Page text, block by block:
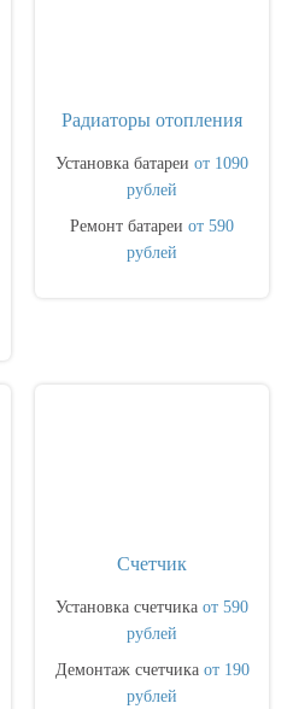
Радиаторы отопления
Установка батареи от 1090
рублей
Ремонт батареи от 590
рублей
Счетчик
Установка счетчика от 590
рублей
Демонтаж счетчика от 190
рублей